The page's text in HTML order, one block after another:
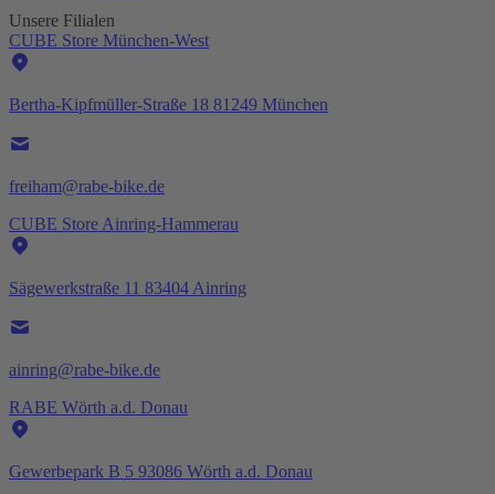
Unsere Filialen
CUBE Store München-West
Bertha-Kipfmüller-Straße 18 81249 München
freiham@rabe-bike.de
CUBE Store Ainring-Hammerau
Sägewerkstraße 11 83404 Ainring
ainring@rabe-bike.de
RABE Wörth a.d. Donau
Gewerbepark B 5 93086 Wörth a.d. Donau